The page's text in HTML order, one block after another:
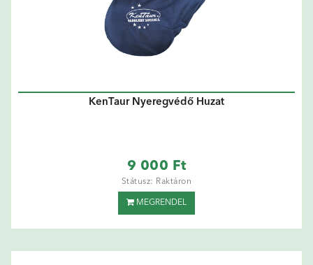
KenTaur Nyeregvédő Huzat
9 000 Ft
Státusz: Raktáron
MEGRENDEL